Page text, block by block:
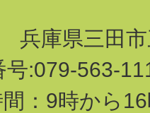
兵庫県三田市
号:079-563-
間：9時から